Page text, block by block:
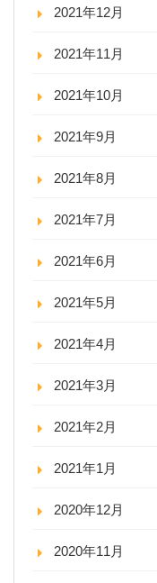
2021年12月
2021年11月
2021年10月
2021年9月
2021年8月
2021年7月
2021年6月
2021年5月
2021年4月
2021年3月
2021年2月
2021年1月
2020年12月
2020年11月